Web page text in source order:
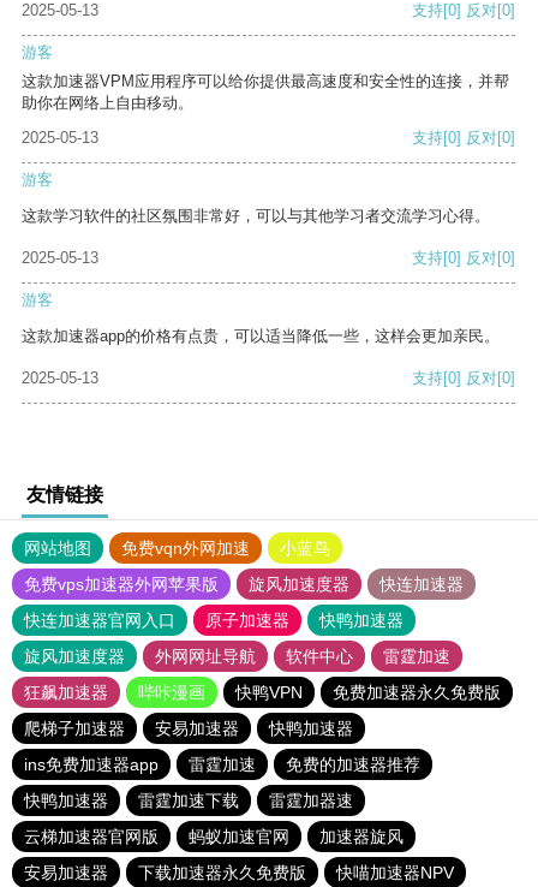
2025-05-13
支持[0] 反对[0]
游客
这款加速器VPM应用程序可以给你提供最高速度和安全性的连接，并帮
助你在网络上自由移动。
2025-05-13
支持[0] 反对[0]
游客
这款学习软件的社区氛围非常好，可以与其他学习者交流学习心得。
2025-05-13 支持[0] 反对[0]
游客
这款加速器app的价格有点贵，可以适当降低一些，这样会更加亲民。
2025-05-13 支持[0] 反对[0]
友情链接
网站地图 免费vqn外网加速
小蓝鸟
免费vps加速器外网苹果版
旋风加速度器
快连加速器
快连加速器官网入口
原子加速器
快鸭加速器
旋风加速度器
外网网址导航 软件中心
雷霆加速
狂飙加速器
哔咔漫画 快鸭VPN
免费加速器永久免费版
爬梯子加速器
安易加速器
快鸭加速器
ins免费加速器app
雷霆加速
免费的加速器推荐
快鸭加速器
雷霆加速下载
雷霆加器速
云梯加速器官网版
蚂蚁加速官网
加速器旋风
安易加速器
下载加速器永久免费版 快喵加速器NPV